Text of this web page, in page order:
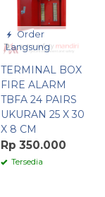
Order
Langsung
TERMINAL BOX
FIRE ALARM
TBFA 24 PAIRS
UKURAN 25 X 30
X 8 CM
Rp 350.000
Tersedia